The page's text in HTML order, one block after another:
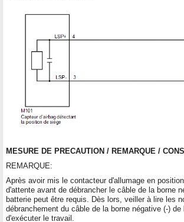
MESURE DE PRECAUTION / REMARQUE /
REMARQUE:
Après avoir mis le contacteur d'allumage en
d'attente avant de débrancher le câble de la borne
batterie peut être requis. Dès lors, veiller à lire les
débranchement du câble de la borne négative (-)
d'exécuter le travail.